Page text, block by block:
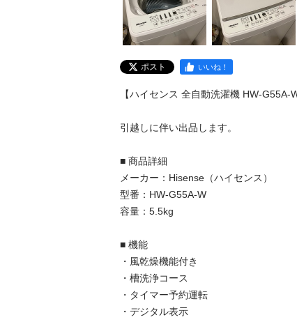
ポスト いいね！
【ハイセンス 全自動洗濯機 HW-G55A-
引越しに伴い出品します。
■ 商品詳細
メーカー：Hisense（ハイセンス）
型番：HW-G55A-W
容量：5.5kg
■ 機能
・風乾燥機能付き
・槽洗浄コース
・タイマー予約運転
・デジタル表示